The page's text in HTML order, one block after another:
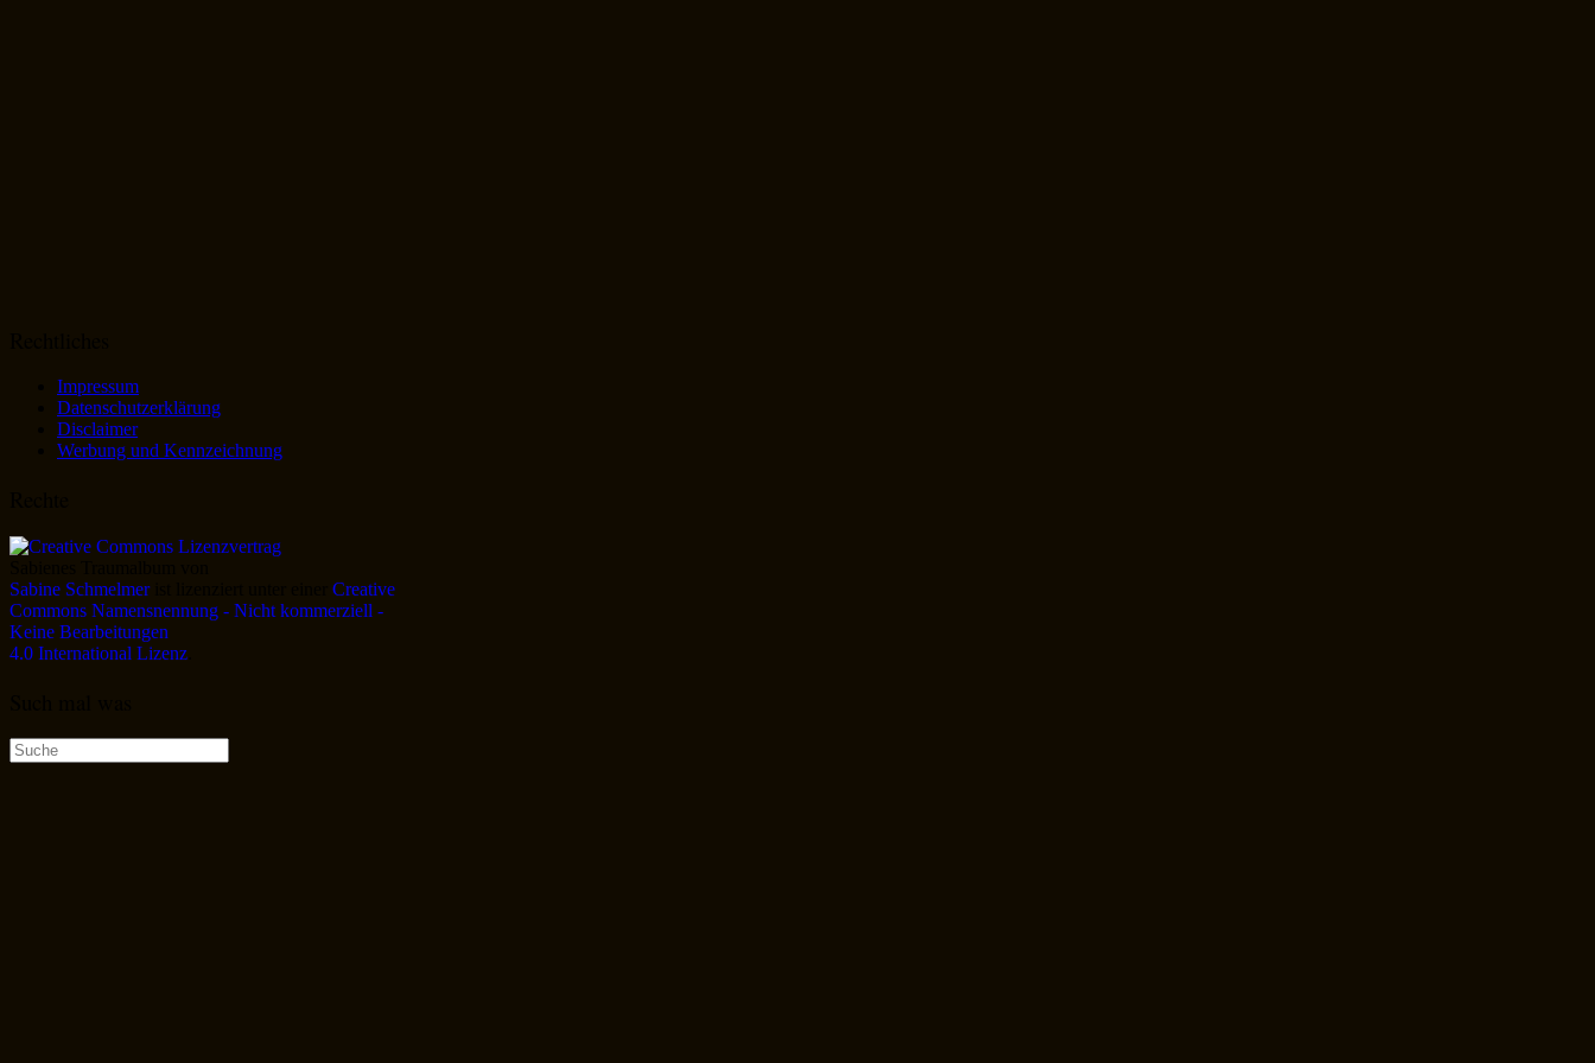
Impressum
Datenschutzerklärung
Disclaimer
Werbung und Kennzeichnung
Sabine Schmelmerist lizenziert unter einer Creative
Commons Namensnennung - Nicht kommerziell -
Keine Bearbeitungen
4.0 International Lizenz
Suche
nach: